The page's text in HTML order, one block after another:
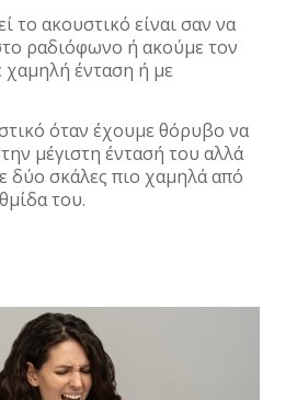
το ακουστικό είναι σαν να
ραδιόφωνο ή ακούμε τον
ένταση ή με
όταν έχουμε θόρυβο να
μέγιστη έντασή του αλλά
δύο σκάλες πιο χαμηλά από
του.